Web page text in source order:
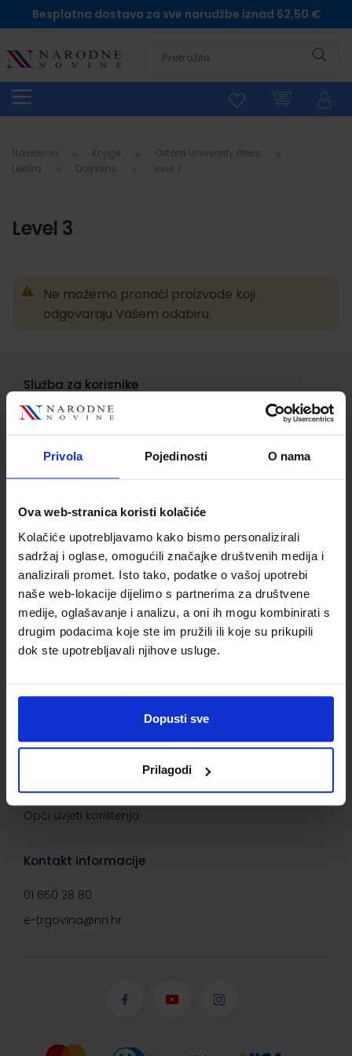
Privola Pojedinosti O nama
Ova web-stranica koristi kolačiće
Kolačiće upotrebljavamo kako bismo personalizirali
sadržaj i oglase, omogućili značajke društvenih medija i
analizirali promet. Isto tako, podatke o vašoj upotrebi
naše web-lokacije dijelimo s partnerima za društvene
medije, oglašavanje i analizu, a oni ih mogu kombinirati s
drugim podacima koje ste im pružili ili koje su prikupili
dok ste upotrebljavali njihove usluge.
Dopusti sve
Prilagodi
Besplatna dostava za sve narudžbe iznad 62,50 €
Naslovna Knjige
Oxford University Press
Lektira
Dolphins
Level 3
Ne možemo pronaći proizvode koji
odgovaraju Vašem odabiru.
Služba za korisnike
Korisnički račun
Status/Povijest narudžbi
Važne informacije
Kako kupovati
Kako do popusta
Privatnost i sigurnost podataka
Načini plaćanja
Saznajte više
O Narodnim novinama d.d.
Opći uvjeti korištenja
Kontakt informacije
01 650 28 80
e-trgovina@nn.hr